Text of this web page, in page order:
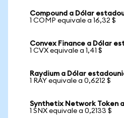
Compound a Dólar
1 COMP equivale a 16,32 $
Convex Finance a Dólar
1 CVX equivale a 1,41 $
Raydium a Dólar
1 RAY equivale a 0,6212 $
Synthetix Network Token
1 SNX equivale a 0,2133 $